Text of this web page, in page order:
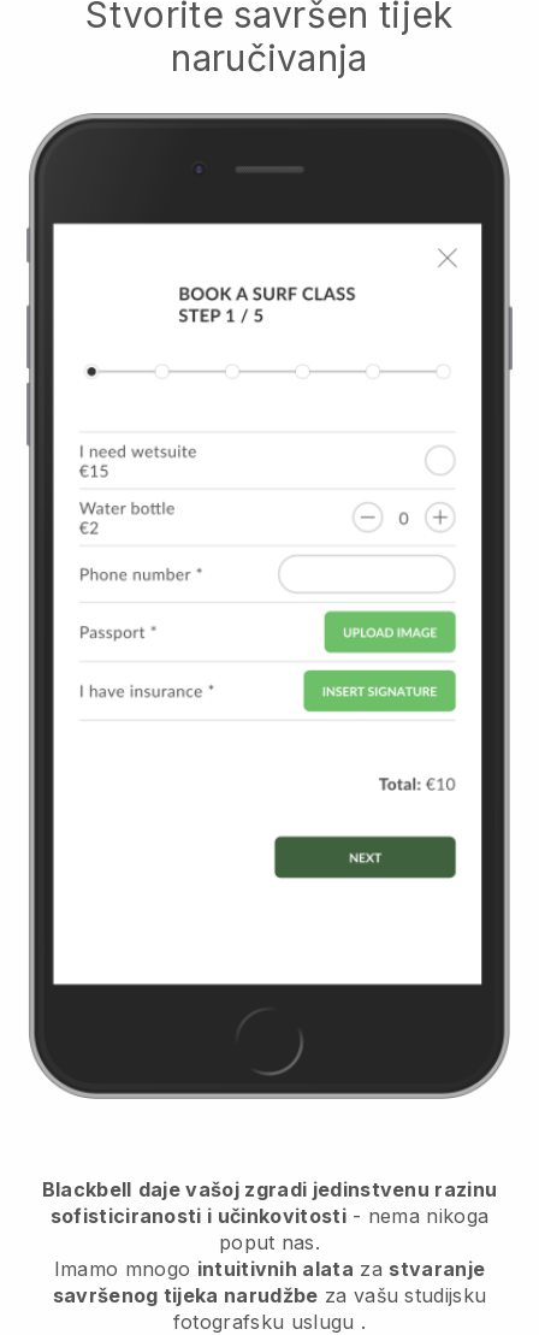
Stvorite savršen tijek
naručivanja
Blackbell daje vašoj zgradi jedinstvenu razinu
sofisticiranosti i učinkovitosti- nema nikoga
poput nas.
Imamo mnogo intuitivnih alata za stvaranje
savršenog tijeka narudžbe za vašu studijsku
fotografsku uslugu .